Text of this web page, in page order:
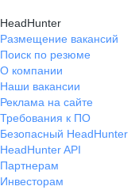
HeadHunter
Размещение вакансий
Поиск по резюме
О компании
Наши вакансии
Реклама на сайте
Требования к ПО
Безопасный HeadHunter
HeadHunter API
Партнерам
Инвесторам